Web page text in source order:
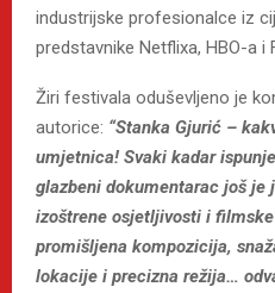
industrijske profesionalce iz
predstavnike Netflixa, HBO-a i
Žiri festivala oduševljeno je
autorice: “Stanka Gjurić –
umjetnica! Svaki kadar
glazbeni dokumentarac još je
izoštrene osjetljivosti i
promišljena kompozicija,
lokacije i precizna režija…